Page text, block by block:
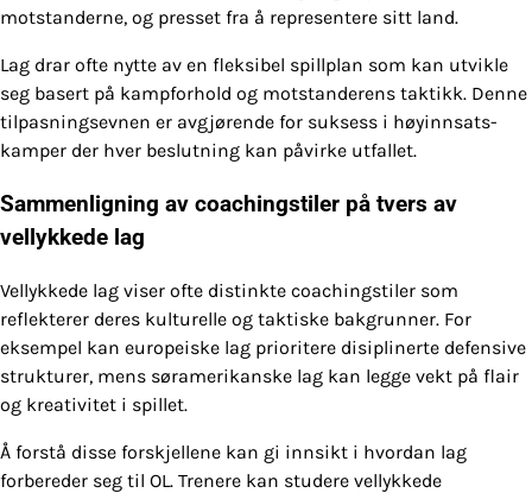
motstanderne, og presset fra å representere sitt land.
Lag drar ofte nytte av en fleksibel spillplan som kan utvikle
seg basert på kampforhold og motstanderens taktikk. Denne
tilpasningsevnen er avgjørende for suksess i høyinnsats-
kamper der hver beslutning kan påvirke utfallet.
Sammenligning av coachingstiler på tvers av
vellykkede lag
Vellykkede lag viser ofte distinkte coachingstiler som
reflekterer deres kulturelle og taktiske bakgrunner. For
eksempel kan europeiske lag prioritere disiplinerte defensive
strukturer, mens søramerikanske lag kan legge vekt på flair
og kreativitet i spillet.
Å forstå disse forskjellene kan gi innsikt i hvordan lag
forbereder seg til OL. Trenere kan studere vellykkede